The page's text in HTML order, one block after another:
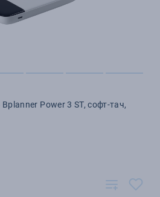
Power 3 ST, софт-тач,